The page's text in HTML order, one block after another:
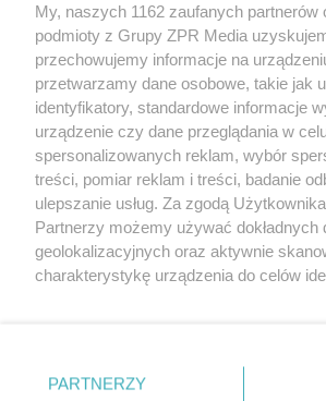
Żaden utwór zamieszczony w serwisie nie może
rozpowszechniany lub dalej rozpowszechniany w
tym także elektroniczny lub mechaniczny) na
eksploatacji w jakiejkolwiek formie, włącznie z
Internecie bez pisemnej zgody właściciela praw.
wykorzystanie utworów w całości lub w części z
tzn. bez właściwej zgody, jest zabronione pod
ścigane prawnie.
My, naszych 1162 zaufanych partnerów
podmioty z Grupy ZPR Media
przechowujemy informacje na
przetwarzamy dane osobowe, takie jak
identyfikatory, standardowe informacje
urządzenie czy dane przeglądania w
spersonalizowanych reklam, wybór
treści, pomiar reklam i treści, badanie
ulepszanie usług. Za zgodą
Partnerzy możemy używać dokładnych
geolokalizacyjnych oraz aktywnie
charakterystykę urządzenia do celów
zmienić/wycofać klikając przycisk
PARTNERZY